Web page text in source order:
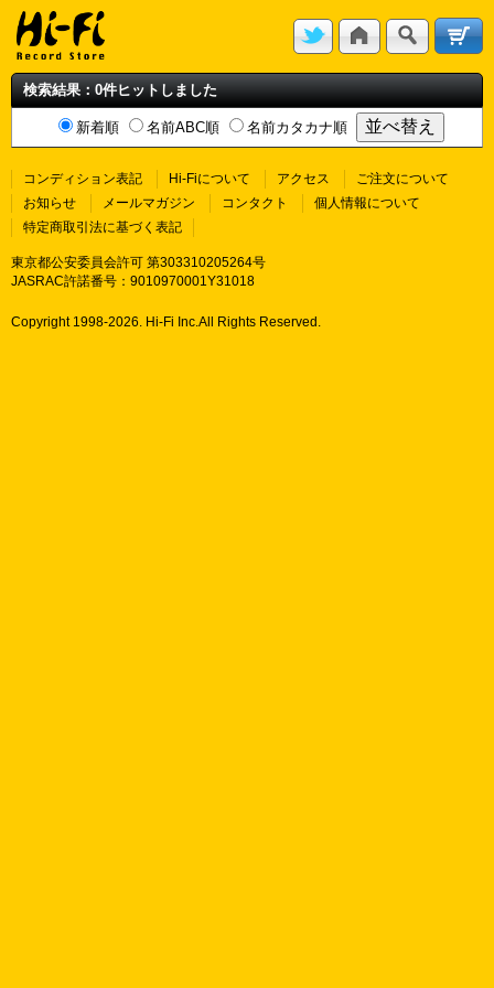
検索結果：0件ヒットしました
新着順 名前ABC順 名前カタカナ順
コンディション表記 Hi-Fiについて アクセス
ご注文について
お知らせ
メールマガジン コンタクト
個人情報について
特定商取引法に基づく表記
東京都公安委員会許可 第303310205264号
JASRAC許諾番号：9010970001Y31018
Copyright 1998-2026. Hi-Fi Inc.All Rights Reserved.